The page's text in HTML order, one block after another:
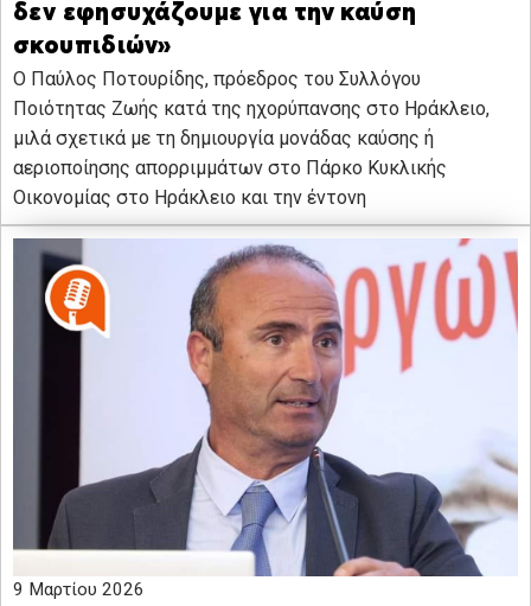
δεν εφησυχάζουμε για την καύση
σκουπιδιών»
Ο Παύλος Ποτουρίδης, πρόεδρος του Συλλόγου
Ποιότητας Ζωής κατά της ηχορύπανσης στο Ηράκλειο,
μιλά σχετικά με τη δημιουργία μονάδας καύσης ή
αεριοποίησης απορριμμάτων στο Πάρκο Κυκλικής
Οικονομίας στο Ηράκλειο και την έντονη
9 Μαρτίου 2026